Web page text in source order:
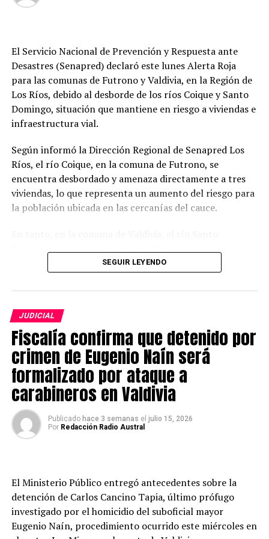
tener acceso a una sede con medicamentos a menor
Se espera que la nueva sede de la Liga Chilena contra la
Epilepsia en Valdivia esté operativa en el segundo
semestre de 2026.
Post Views: 329
FARMACIA SIN FINES DE LUCRO EN VALDIVIA
LIGA CONTRA LA EPILEPSIA
REGION DE LOS RIOS VALDIVIA
SIGUIENTE
Aguas Décima mejorará la red de agua potable en
Menzel
negligencia médica que considera insuficiente
Redacción Radio Austral
El Servicio Nacional de Prevención y Respuesta ante
Desastres (Senapred) declaró este lunes Alerta Roja
para las comunas de Futrono y Valdivia, en la Región de
Los Ríos, debido al desborde de los ríos Coique y Santo
Domingo, situación que mantiene en riesgo a viviendas e
infraestructura vial.
Según informó la Dirección Regional de Senapred Los
Ríos, el río Coique, en la comuna de Futrono, se
encuentra desbordado y amenaza directamente a tres
viviendas, lo que representa un aumento del riesgo para
la población ubicada en las cercanías del cauce.
provocando la interrupción de la conectividad en la
cercanas.
La Alerta Roja comenzó a regir este lunes y
permanecerá vigente hasta que las condiciones del
evento lo ameriten. Con esta medida, Senapred indicó
que se movilizarán todos los recursos necesarios y
disponibles para enfrentar la emergencia y controlar
sus efectos, considerando la magnitud y severidad de la
situación.
Asimismo, el organismo informó que continúa vigente la
Medidas de prevención
Senapred instruyó a los municipios y a los organismos
que integran el Sistema Nacional de Prevención y
SEGUIR LEYENDO
JUDICIAL
Fiscalía confirma que detenido por
crimen de Eugenio Naín será
formalizado por ataque a
carabineros en Valdivia
Publicado hace 3 semanas el julio 15, 2026
Por Redacción Radio Austral
El Ministerio Público entregó antecedentes sobre la
detención de Carlos Cancino Tapia, último prófugo
investigado por el homicidio del suboficial mayor
Eugenio Naín, procedimiento ocurrido este miércoles en